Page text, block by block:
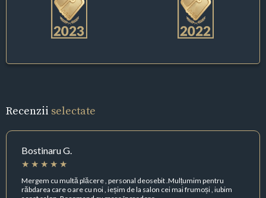
Recenzii selectate
Bostinaru G.
Mergem cu multă plăcere , personal deosebit .Mulțumim pentru
răbdarea care o are cu noi , ieșim de la salon cei mai frumoși , iubim